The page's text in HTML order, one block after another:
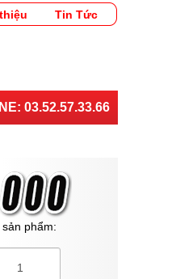
Tin Tức
03.52.57.33.66
phẩm: